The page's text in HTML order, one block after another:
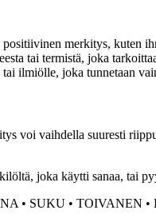
merkitys, kuten
tai termistä, joka
ilmiölle, joka tunnetaan
voi vaihdella suuresti
joka käytti sanaa, tai
• SUKU • TOIVANEN •